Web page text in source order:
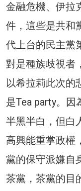
金融危機、伊拉
件，這些是共和
代上台的民主黨
對是種族歧視者
以希拉莉此次的
是Tea party。因
半黑半白，但白
高興能重掌政權
黨的保守派嫌自
茶黨，茶黨的目